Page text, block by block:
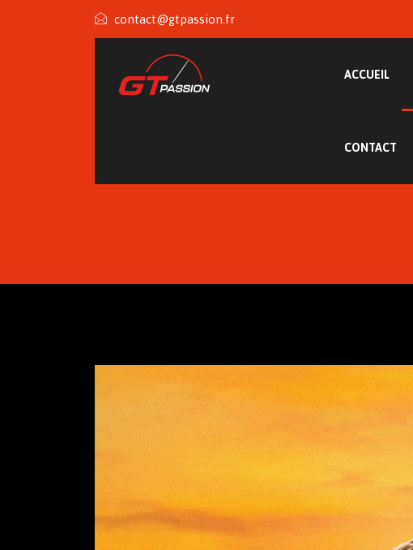
contact@gtpassion.fr
ACCUEIL
CONTACT